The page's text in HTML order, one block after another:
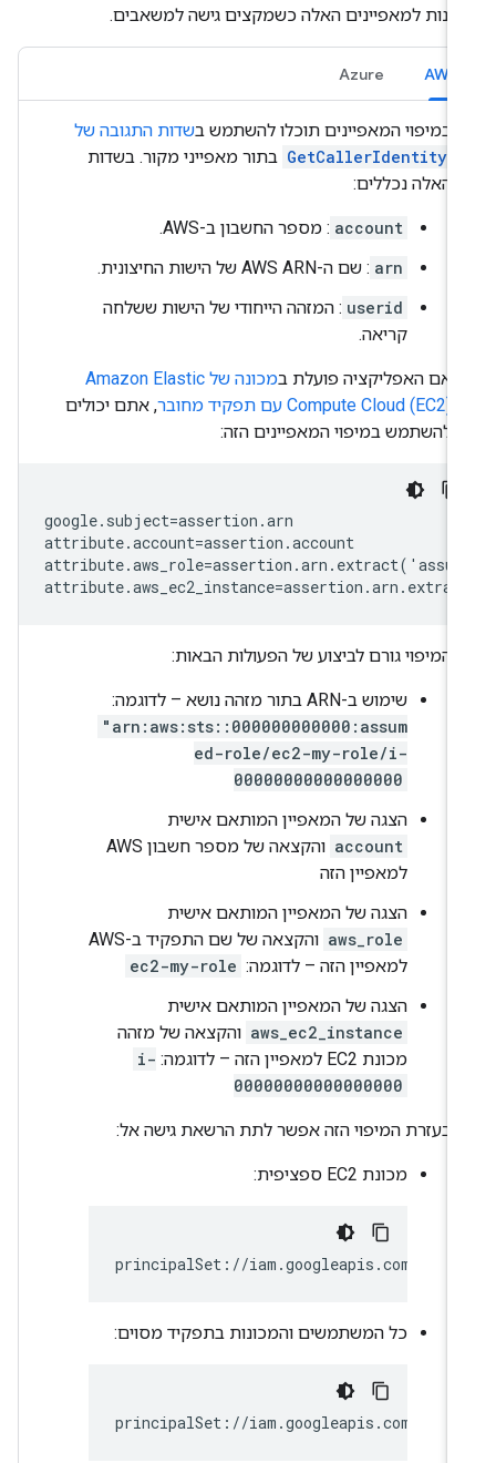
למאפיינים האלה כשמקצים גישה למשאבים.
Azure
במיפוי המאפיינים תוכלו להשתמש בשדות התגובה של
GetCallerIdentity בתור מאפייני מקור. בשדות
האלה נכללים:
account : מספר החשבון ב-AWS.
arn
: שם ה-AWS ARN של הישות החיצונית.
userid : המזהה הייחודי של הישות ששלחה
קריאה.
אם האפליקציה פועלת ב
מכונה של Amazon Elastic
Compute Cloud (EC2) עם תפקיד מחובר
, אתם יכולים
להשתמש במיפוי המאפיינים הזה:
google.subject=assertion.arn
attribute.account=assertion.account
המיפוי גורם לביצוע של הפעולות הבאות:
שימוש ב-ARN בתור מזהה נושא – לדוגמה:
"arn:aws:sts::000000000000:assum
ed-role/ec2-my-role/i-
00000000000000000
הצגה של המאפיין המותאם אישית
account
והקצאה של מספר חשבון AWS
למאפיין הזה
הצגה של המאפיין המותאם אישית
aws_role
והקצאה של שם התפקיד ב-AWS
למאפיין הזה – לדוגמה: ec2-my-role
הצגה של המאפיין המותאם אישית
aws_ec2_instance והקצאה של מזהה
מכונת EC2 למאפיין הזה – לדוגמה:
i-
00000000000000000
בעזרת המיפוי הזה אפשר לתת הרשאת גישה אל:
מכונת EC2 ספציפית:
principalSet://iam.googleapis.com/
כל המשתמשים והמכונות בתפקיד מסוים:
principalSet://iam.googleapis.com/